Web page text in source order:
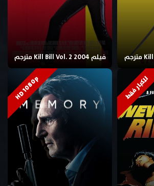
فيلم Kill Bill Vol. 2 2004 مترجم
للكبار فقط HD 1080p